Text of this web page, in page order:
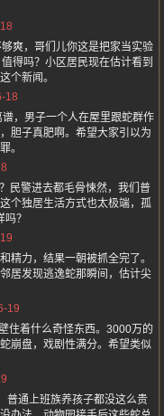
爽，哥们儿你这是把家当实验
得吗？小区居民现在估计看到
个新闻。
18
，男子一个人在屋里跟蛇群作
胆子真肥啊。希望大家引以为
。
民警进去都毛骨悚然，我们普
个独居生活方式也太极端，孤
？
精力，结果一朝被抓全完了。
居发现逃逸蛇那瞬间，估计尖
19
住着什么奇怪东西。3000万的
崩盘，戏剧性满分。希望类似
普通上班族养孩子都没这么贵